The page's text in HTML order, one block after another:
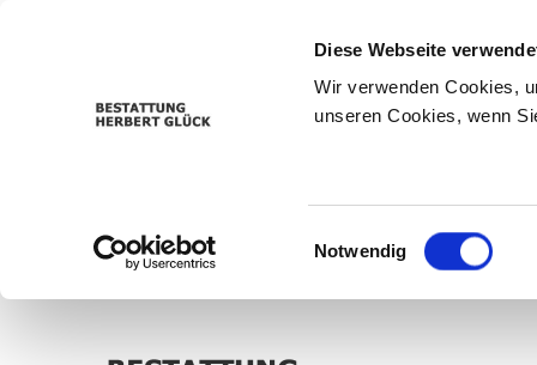
Diese Webseite
Wir verwenden Cookies,
unseren Cookies, wenn
Einwilligungsauswahl
Notwendig